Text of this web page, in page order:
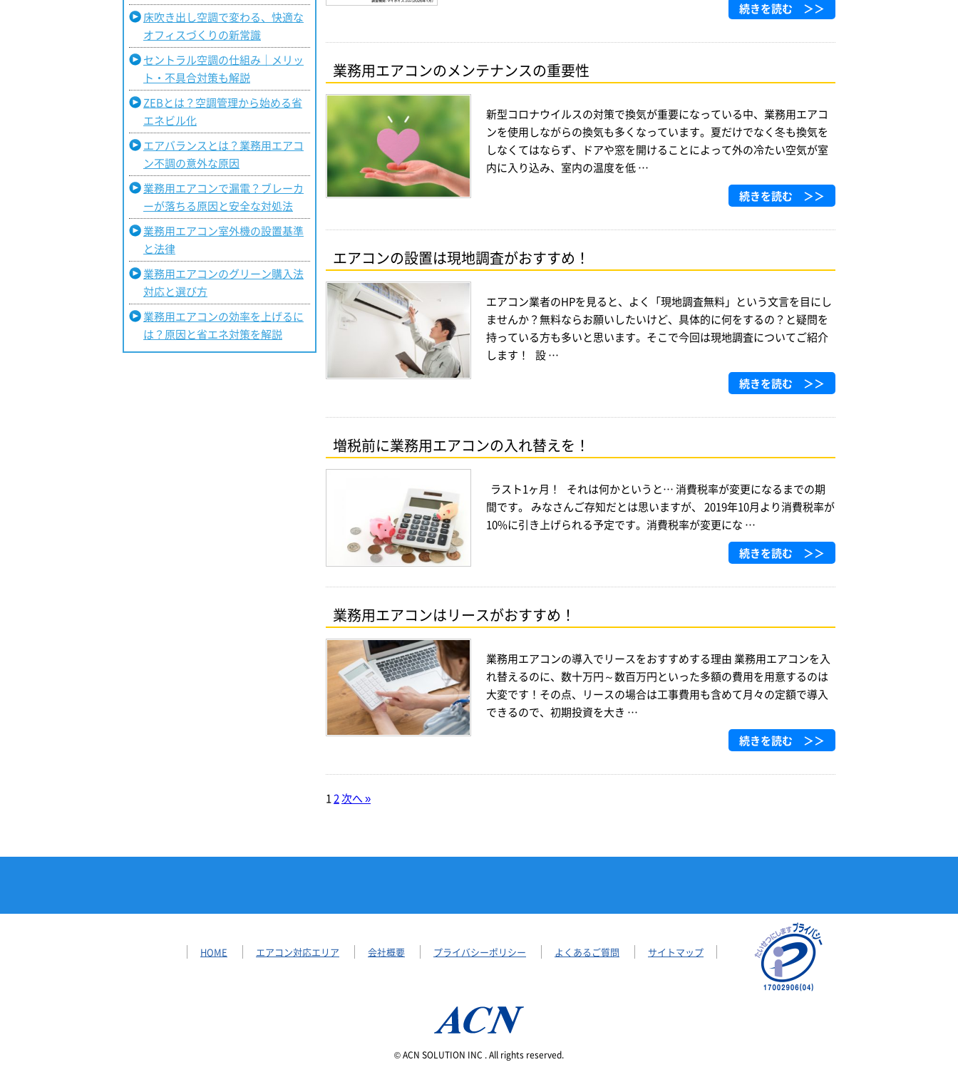
続きを読む ＞＞
業務用エアコンのメンテナンスの重要性
新型コロナウイルスの対策で換気が重要になっている中、業務用エアコ
ンを使用しながらの換気も多くなっています。夏だけでなく冬も換気を
しなくてはならず、ドアや窓を開けることによって外の冷たい空気が室
内に入り込み、室内の温度を低 …
続きを読む ＞＞
エアコンの設置は現地調査がおすすめ！
エアコン業者のHPを見ると、よく「現地調査無料」という文言を目にし
ませんか？無料ならお願いしたいけど、具体的に何をするの？と疑問を
持っている方も多いと思います。そこで今回は現地調査についてご紹介
します！ 設 …
続きを読む ＞＞
増税前に業務用エアコンの入れ替えを！
ラスト1ヶ月！ それは何かというと… 消費税率が変更になるまでの期
間です。 みなさんご存知だとは思いますが、 2019年10月より消費税率が
10%に引き上げられる予定です。消費税率が変更にな …
続きを読む ＞＞
業務用エアコンはリースがおすすめ！
業務用エアコンの導入でリースをおすすめする理由 業務用エアコンを入
れ替えるのに、数十万円～数百万円といった多額の費用を用意するのは
大変です！その点、リースの場合は工事費用も含めて月々の定額で導入
できるので、初期投資を大き …
続きを読む ＞＞
1 2次へ »
床吹き出し空調で変わる、快適な
オフィスづくりの新常識
セントラル空調の仕組み｜メリッ
ト・不具合対策も解説
ZEBとは？空調管理から始める省
エネビル化
エアバランスとは？業務用エアコ
ン不調の意外な原因
業務用エアコンで漏電？ブレーカ
ーが落ちる原因と安全な対処法
業務用エアコン室外機の設置基準
と法律
業務用エアコンのグリーン購入法
対応と選び方
業務用エアコンの効率を上げるに
は？原因と省エネ対策を解説
HOME エアコン対応エリア 会社概要 プライバシーポリシー よくあるご質問 サイトマップ
© ACN SOLUTION INC . All rights reserved.